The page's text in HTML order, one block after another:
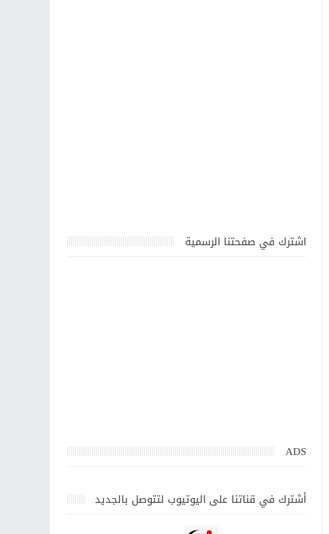
اشترك في صفحتنا الرسمية
ADS
أشترك في قناتنا على اليوتيوب لتتوصل بالجديد